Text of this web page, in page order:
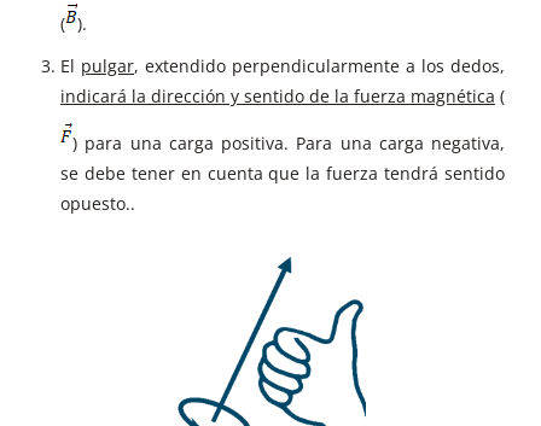
( ).
El pulgar, extendido perpendicularmente a los dedos,
indicará la dirección y sentido de la fuerza magnética (
) para una carga positiva. Para una carga negativa,
se debe tener en cuenta que la fuerza tendrá sentido
opuesto..